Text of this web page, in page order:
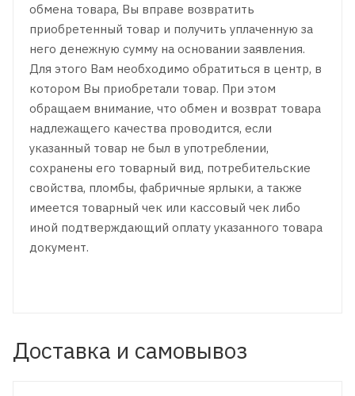
обмена товара, Вы вправе возвратить
приобретенный товар и получить уплаченную за
него денежную сумму на основании заявления.
Для этого Вам необходимо обратиться в центр, в
котором Вы приобретали товар. При этом
обращаем внимание, что обмен и возврат товара
надлежащего качества проводится, если
указанный товар не был в употреблении,
сохранены его товарный вид, потребительские
свойства, пломбы, фабричные ярлыки, а также
имеется товарный чек или кассовый чек либо
иной подтверждающий оплату указанного товара
документ.
Доставка и самовывоз